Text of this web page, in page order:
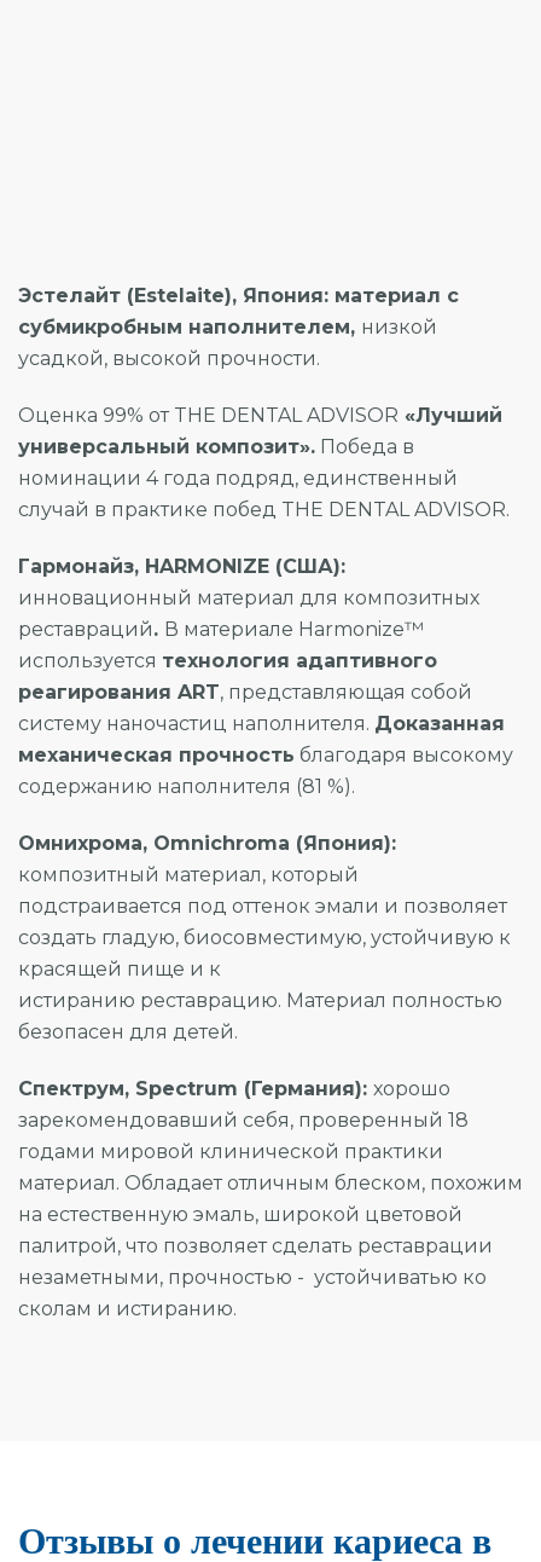
Эстелайт (Estelaite), Япония: материал с
субмикробным наполнителем, низкой
усадкой, высокой прочности.
Оценка 99% от THE DENTAL ADVISOR «Лучший
универсальный композит». Победа в
номинации 4 года подряд, единственный
случай в практике побед THE DENTAL ADVISOR.
Гармонайз, HARMONIZE (США):
инновационный материал для композитных
реставраций. В материале Harmonize™
используется технология адаптивного
реагирования ART, представляющая собой
систему наночастиц наполнителя. Доказанная
механическая прочность благодаря высокому
содержанию наполнителя (81 %).
Омнихрома, Omnichroma (Япония):
композитный материал, который
подстраивается под оттенок эмали и позволяет
создать гладую, биосовместимую, устойчивую к
красящей пище и к
истиранию реставрацию. Материал полностью
безопасен для детей.
Спектрум, Spectrum (Германия): хорошо
зарекомендовавший себя, проверенный 18
годами мировой клинической практики
материал. Обладает отличным блеском, похожим
на естественную эмаль, широкой цветовой
палитрой, что позволяет сделать реставрации
незаметными, прочностью - устойчиватью ко
сколам и истиранию.
Отзывы о лечении кариеса в